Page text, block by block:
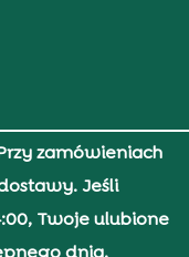
zamówieniach
Jeśli
Twoje ulubione
dnia.